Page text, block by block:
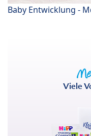
Baby Entwicklung -
Viele